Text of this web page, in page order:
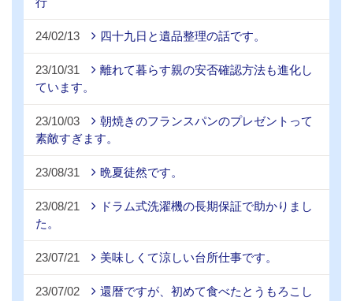
24/02/13 四十九日と遺品整理の話です。
23/10/31
離れて暮らす親の安否確認方法も進化し
ています。
23/10/03
朝焼きのフランスパンのプレゼントって
素敵すぎます。
23/08/31 晩夏徒然です。
23/08/21
ドラム式洗濯機の長期保証で助かりまし
た。
23/07/21 美味しくて涼しい台所仕事です。
23/07/02
還暦ですが、初めて食べたとうもろこし